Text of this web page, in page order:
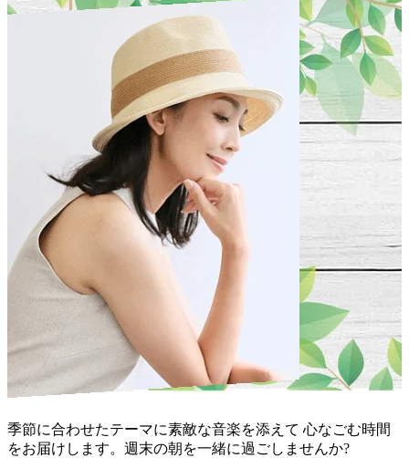
季節に合わせたテーマに素敵な音楽を添えて 心なごむ時間
をお届けします。週末の朝を一緒に過ごしませんか?